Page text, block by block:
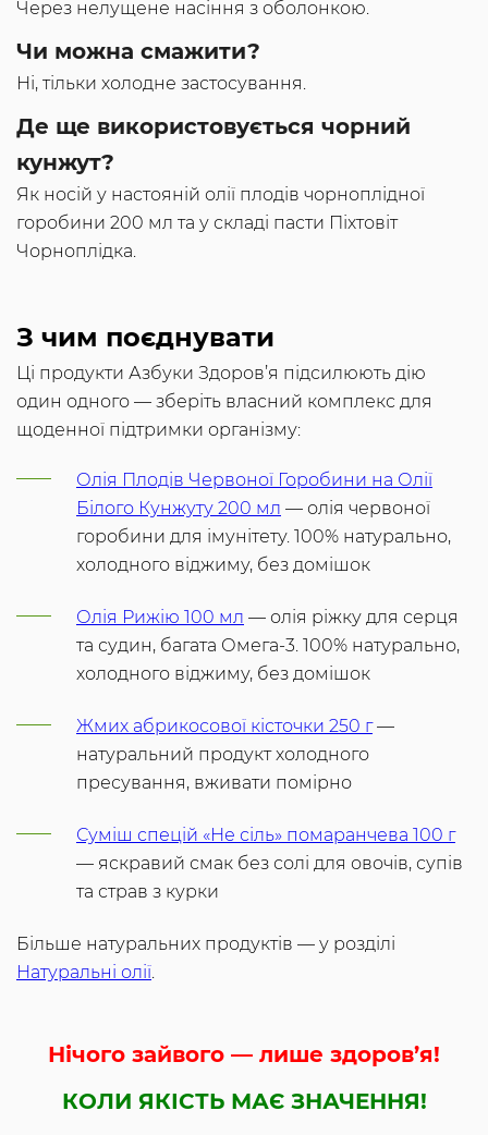
Через нелущене насіння з оболонкою.
Чи можна смажити?
Ні, тільки холодне застосування.
Де ще використовується чорний
кунжут?
Як носій у настояній олії плодів чорноплідної
горобини 200 мл та у складі пасти Піхтовіт
Чорноплідка.
З чим поєднувати
Ці продукти Азбуки Здоров’я підсилюють дію
один одного — зберіть власний комплекс для
щоденної підтримки організму:
Олія Плодів Червоної Горобини на Олії
Білого Кунжуту 200 мл — олія червоної
горобини для імунітету. 100% натурально,
холодного віджиму, без домішок
Олія Рижію 100 мл — олія ріжку для серця
та судин, багата Омега-3. 100% натурально,
холодного віджиму, без домішок
Жмих абрикосової кісточки 250 г—
натуральний продукт холодного
пресування, вживати помірно
Суміш спецій «Не сіль» помаранчева 100 г
— яскравий смак без солі для овочів, супів
та страв з курки
Більше натуральних продуктів — у розділі
Натуральні олії.
Нічого зайвого — лише здоров’я!
КОЛИ ЯКІСТЬ МАЄ ЗНАЧЕННЯ!